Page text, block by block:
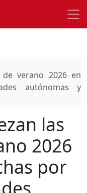
de verano 2026 en
autónomas y
las
2026
por